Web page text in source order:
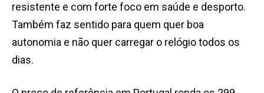
resistente e com forte foco em saúde e desporto.
Também faz sentido para quem quer boa
autonomia e não quer carregar o relógio todos os
dias.